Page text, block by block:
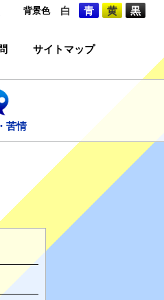
背景色 白 青 黄 黒
サイトマップ
苦情